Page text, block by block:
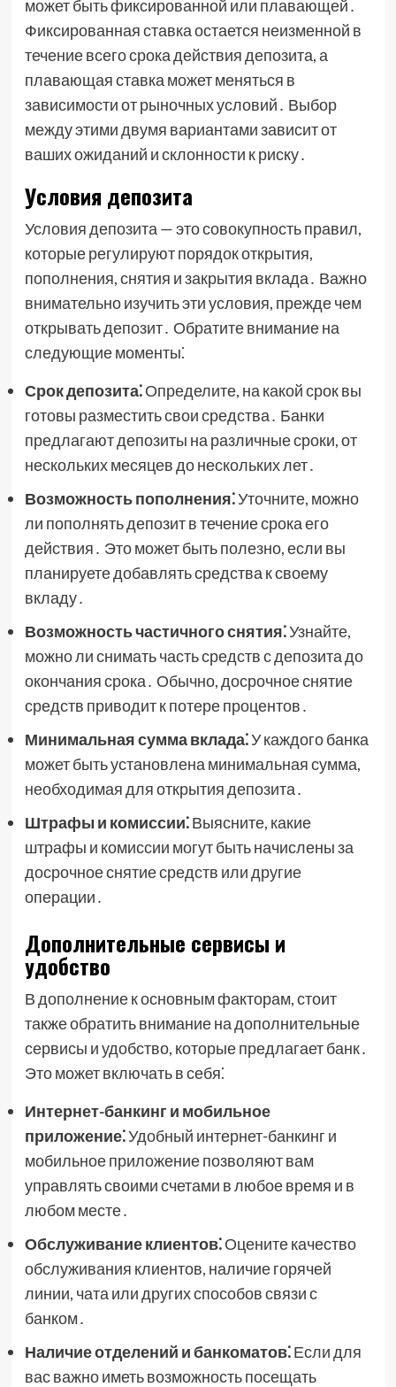
может быть фиксированной или плавающей․
Фиксированная ставка остается неизменной в
течение всего срока действия депозита, а
плавающая ставка может меняться в
зависимости от рыночных условий․ Выбор
между этими двумя вариантами зависит от
ваших ожиданий и склонности к риску․
Условия депозита
Условия депозита — это совокупность правил,
которые регулируют порядок открытия,
пополнения, снятия и закрытия вклада․ Важно
внимательно изучить эти условия, прежде чем
открывать депозит․ Обратите внимание на
следующие моменты⁚
Срок депозита⁚Определите, на какой срок вы
готовы разместить свои средства․ Банки
предлагают депозиты на различные сроки, от
нескольких месяцев до нескольких лет․
Возможность пополнения⁚Уточните, можно
ли пополнять депозит в течение срока его
действия․ Это может быть полезно, если вы
планируете добавлять средства к своему
вкладу․
Возможность частичного снятия⁚Узнайте,
можно ли снимать часть средств с депозита до
окончания срока․ Обычно, досрочное снятие
средств приводит к потере процентов․
Минимальная сумма вклада⁚У каждого банка
может быть установлена минимальная сумма,
необходимая для открытия депозита․
Штрафы и комиссии⁚Выясните, какие
штрафы и комиссии могут быть начислены за
досрочное снятие средств или другие
операции․
Дополнительные сервисы и
удобство
В дополнение к основным факторам, стоит
также обратить внимание на дополнительные
сервисы и удобство, которые предлагает банк․
Это может включать в себя⁚
Интернет-банкинг и мобильное
приложение⁚Удобный интернет-банкинг и
мобильное приложение позволяют вам
управлять своими счетами в любое время и в
любом месте․
Обслуживание клиентов⁚Оцените качество
обслуживания клиентов, наличие горячей
линии, чата или других способов связи с
банком․
Наличие отделений и банкоматов⁚Если для
вас важно иметь возможность посещать